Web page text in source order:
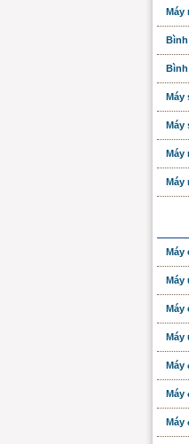
Máy
Máy
Máy
Máy
Máy
Máy
Máy
Máy
Máy
Máy
Máy
Máy